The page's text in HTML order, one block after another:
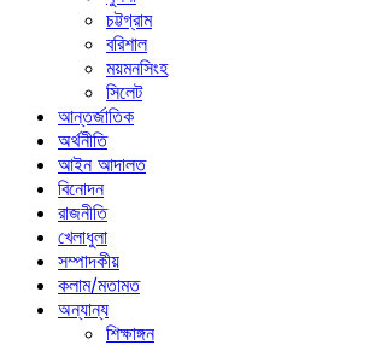
চট্টগ্রাম
বরিশাল
ময়মনসিংহ
সিলেট
আন্তর্জাতিক
অর্থনীতি
আইন আদালত
বিনোদন
রাজনীতি
খেলাধুলা
সম্পাদকীয়
কলাম/মতামত
অন্যান্য
শিক্ষাঙ্গন